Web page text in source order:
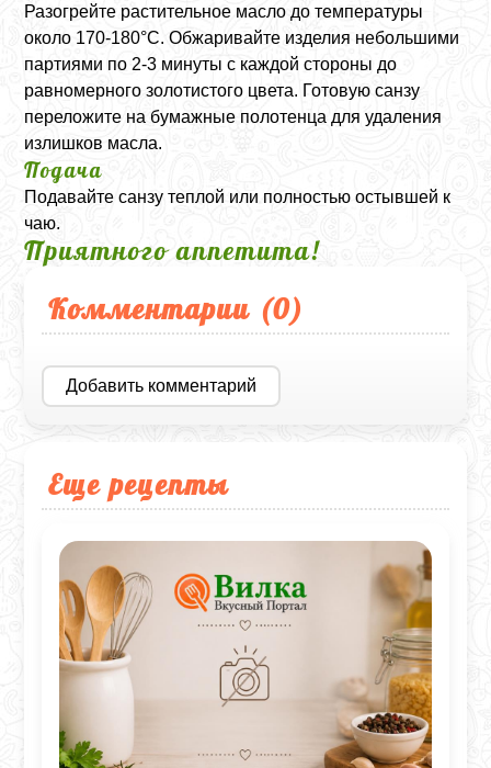
Разогрейте растительное масло до температуры
около 170-180°C. Обжаривайте изделия небольшими
партиями по 2-3 минуты с каждой стороны до
равномерного золотистого цвета. Готовую санзу
переложите на бумажные полотенца для удаления
излишков масла.
Подача
Подавайте санзу теплой или полностью остывшей к
чаю.
Приятного аппетита!
Комментарии (0)
Добавить комментарий
Еще рецепты